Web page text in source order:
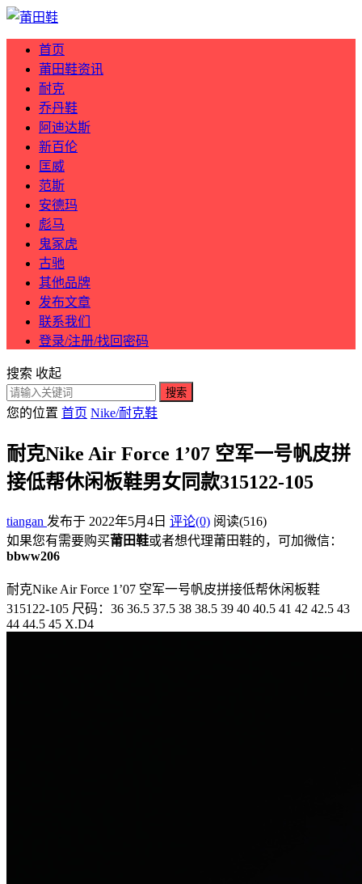
首页
莆田鞋资讯
耐克
乔丹鞋
阿迪达斯
新百伦
匡威
范斯
安德玛
彪马
鬼冢虎
古驰
其他品牌
发布文章
联系我们
登录/注册/找回密码
搜索 收起
搜索
您的位置 首页 Nike/耐克鞋
耐克Nike Air Force 1’07 空军一号帆皮拼
接低帮休闲板鞋男女同款315122-105
tiangan 发布于 2022年5月4日 评论(0) 阅读(516)
如果您有需要购买莆田鞋或者想代理莆田鞋的，可加微信：
bbww206
耐克Nike Air Force 1’07 空军一号帆皮拼接低帮休闲板鞋
315122-105 尺码：36 36.5 37.5 38 38.5 39 40 40.5 41 42 42.5 43
44 44.5 45 X.D4